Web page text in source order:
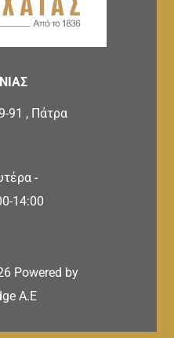
91 , Πάτρα
-
14:00
Powered by
A.E